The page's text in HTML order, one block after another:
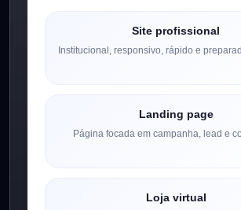
Site profissional
Institucional, responsivo, rápido e
Landing page
Página focada em campanha, lead e
Loja virtual